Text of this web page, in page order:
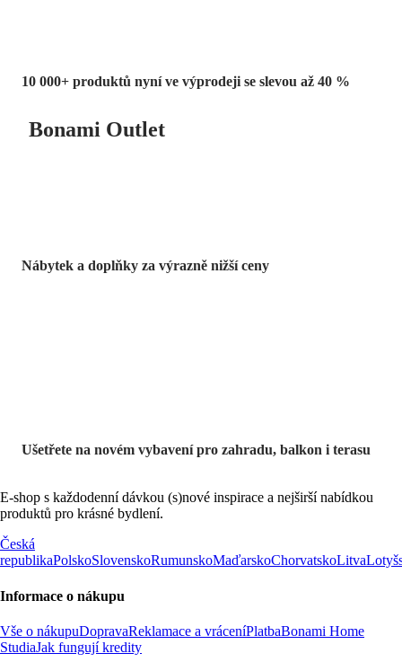
10 000+ produktů nyní ve výprodeji se slevou až 40 %
Bonami Outlet
Nábytek a doplňky za výrazně nižší ceny
Ušetřete na novém vybavení pro zahradu, balkon i terasu
E-shop s každodenní dávkou (s)nové inspirace a nejširší nabídkou
produktů pro krásné bydlení.
Česká
republikaPolskoSlovenskoRumunskoMaďarskoChorvatskoLitva
Informace o nákupu
Vše o nákupuDopravaReklamace a vráceníPlatbaBonami Home
StudiaJak fungují kredity